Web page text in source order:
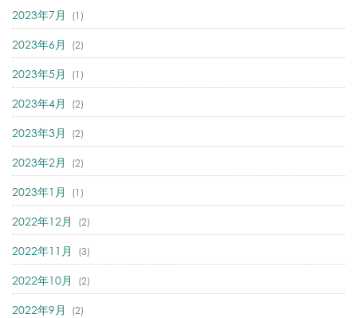
2023年7月 (1)
2023年6月 (2)
2023年5月 (1)
2023年4月 (2)
2023年3月 (2)
2023年2月 (2)
2023年1月 (1)
2022年12月 (2)
2022年11月 (3)
2022年10月 (2)
2022年9月 (2)